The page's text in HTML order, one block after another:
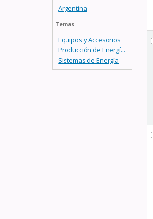
Argentina
Temas
Equipos y Accesorios
Producción de Energí...
Sistemas de Energía